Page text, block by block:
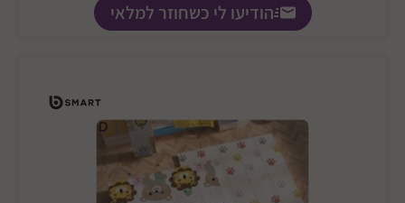
הודיעו לי כשחוזר למלאי